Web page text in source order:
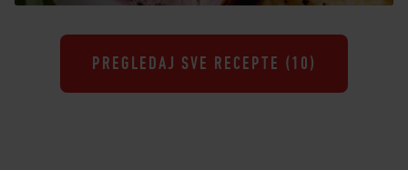
PREGLEDAJ SVE RECEPTE (10)